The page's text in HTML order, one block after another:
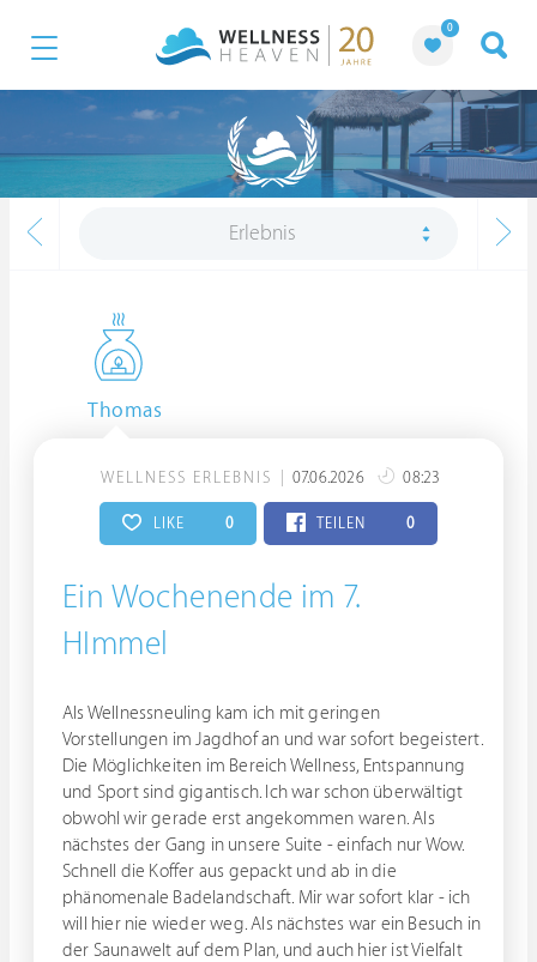
0
Erlebnis
Thomas
WELLNESS ERLEBNIS 07.06.2026 08:23
LIKE 0 TEILEN 0
Ein Wochenende im 7.
HImmel
Als Wellnessneuling kam ich mit geringen
Vorstellungen im Jagdhof an und war sofort begeistert.
Die Möglichkeiten im Bereich Wellness, Entspannung
und Sport sind gigantisch. Ich war schon überwältigt
obwohl wir gerade erst angekommen waren. Als
nächstes der Gang in unsere Suite - einfach nur Wow.
Schnell die Koffer aus gepackt und ab in die
phänomenale Badelandschaft. Mir war sofort klar - ich
will hier nie wieder weg. Als nächstes war ein Besuch in
der Saunawelt auf dem Plan, und auch hier ist Vielfalt